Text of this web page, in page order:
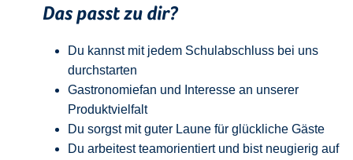
Das passt zu dir?
Du kannst mit jedem Schulabschluss bei uns
durchstarten
Gastronomiefan und
Interesse an unserer
Produktvielfalt
Du sorgst mit guter Laune für glückliche Gäste
Du arbeitest teamorientiert und bist neugierig auf